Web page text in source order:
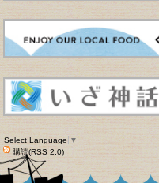
Select Language ▼
購読(RSS 2.0)